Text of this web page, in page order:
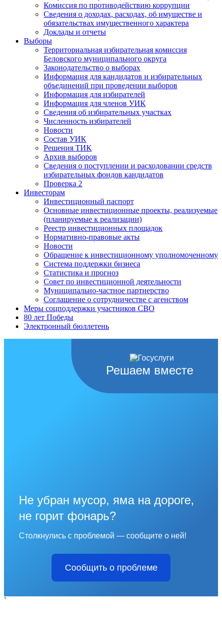
Комиссия по противодействию коррупции
Сведения о доходах, расходах, об имуществе и
обязательствах имущественного характера
Доклады и отчеты
Выборы
Территориальная избирательная комиссия
Беловского муниципального округа
Законодательство о выборах
Информация для кандидатов и избирательных
объединений при проведении выборов
Информация для избирателей
Информация для членов УИК
Сведения об избирательных участках
Численность избирателей
Новости
Состав УИК
Решения ТИК
Архив выборов
Сведения о поступлении и расходовании средств
избирательных фондов кандидатов
Проверка 2
Инвесторам
Инвестиционный паспорт
Основные инвестиционные проекты, реализуемые
(планируемые к реализации)
Реестр инвестиционных площадок
Нормативно-правовые акты
Новости
Обращение к инвестиционному уполномоченному
Система поддержки бизнеса
Статистика и прогноз
Совет по инвестиционной деятельности
Муниципально-частное партнерство
Соглашение о сотрудничестве с агенством
Меры соцподдержки участников СВО
80 лет Победы
Электронный бюллетень
Решаем вместе
Не убран мусор, яма на дороге,
не горит фонарь?
Столкнулись с проблемой — сообщите о ней!
Сообщить о проблеме
`